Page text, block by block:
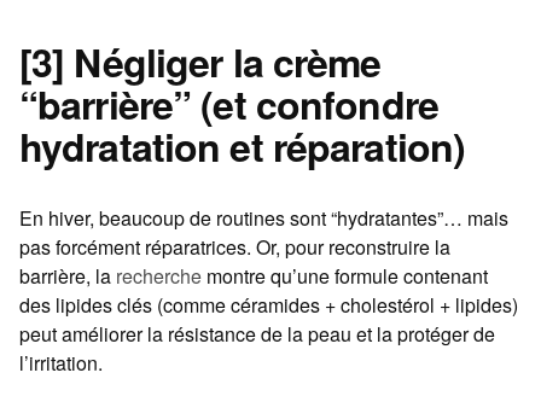
[3] Négliger la crème
“barrière” (et confondre
hydratation et réparation)
En hiver, beaucoup de routines sont “hydratantes”… mais
pas forcément réparatrices. Or, pour reconstruire la
barrière, la recherche montre qu’une formule contenant
des lipides clés (comme céramides + cholestérol + lipides)
peut améliorer la résistance de la peau et la protéger de
l’irritation.